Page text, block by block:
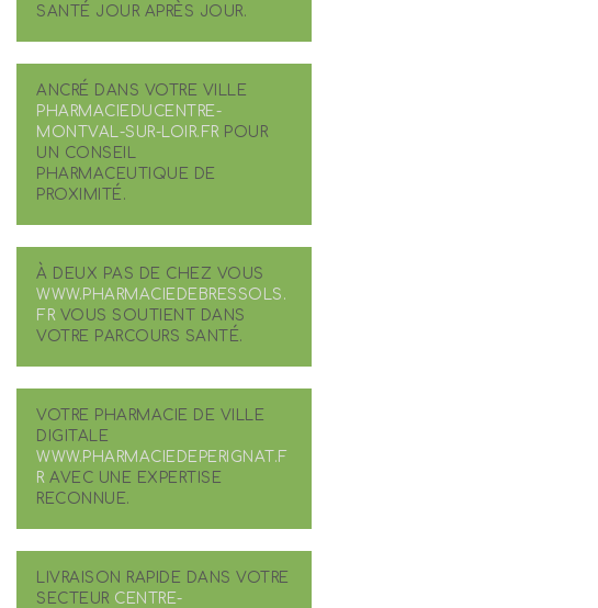
SANTÉ JOUR APRÈS JOUR.
ANCRÉ DANS VOTRE VILLE
PHARMACIEDUCENTRE-
MONTVAL-SUR-LOIR.FRPOUR
UN CONSEIL
PHARMACEUTIQUE DE
PROXIMITÉ.
À DEUX PAS DE CHEZ VOUS
WWW.PHARMACIEDEBRESSOLS.
FRVOUS SOUTIENT DANS
VOTRE PARCOURS SANTÉ.
VOTRE PHARMACIE DE VILLE
DIGITALE
WWW.PHARMACIEDEPERIGNAT.F
RAVEC UNE EXPERTISE
RECONNUE.
LIVRAISON RAPIDE DANS VOTRE
SECTEUR CENTRE-